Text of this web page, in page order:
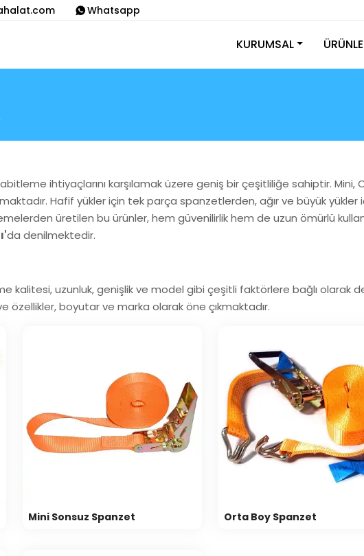
Whatsapp
KURUMSAL
ihtiyaçlarını karşılamak üzere geniş bir çeşitliliğe sahiptir. Mini,
Hafif yükler için tek parça spanzetlerden, ağır ve büyük
üretilen bu ürünler, hem güvenilirlik hem de uzun ömürlü
da denilmektedir.
kalitesi, uzunluk, genişlik ve model gibi çeşitli faktörlere bağlı olarak
özellikler, boyutar ve marka olarak öne çıkmaktadır.
Mini Sonsuz Spanzet Orta Boy Spanzet